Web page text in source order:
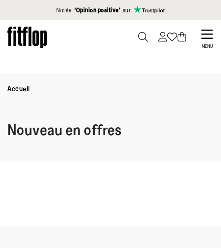
Cliquez pour consulter notre déclaration d'accessibilité
Notée ‘Opinion positive’ sur
Skip
to
MENU
Accueil
Nouveau en offres